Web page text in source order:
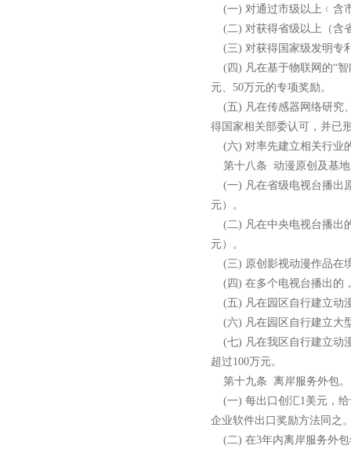
(一) 对通过市级以上﹙含
(二) 对获得省级以上（含
(三) 对获得国家级发明专
( 四) 凡在基于物联网的“
元、 50万元的专项奖励。
(五) 凡在传感器网络研究
得国家相关部委认可，并已
(六) 对率先建立相关行业
第十八条 动漫原创及基
(一) 凡在省级电视台播出
元）。
(二) 凡在中央电视台播出
元）。
(三) 原创影视动漫作品在
( 四) 在多个电视台播出的
(五) 凡在园区自行建立动
(六) 凡在园区自行建立大
(七) 凡在我区自行建立动
超过100万元。
第十九条 离岸服务外包
(一) 每出口创汇1美元，
企业软件出口奖励方法同之
(二) 在3年内离岸服务外